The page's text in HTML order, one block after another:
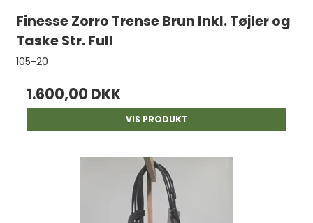
Finesse Zorro Trense Brun Inkl. Tøjler og
Taske Str. Full
105-20
1.600,00 DKK
VIS PRODUKT